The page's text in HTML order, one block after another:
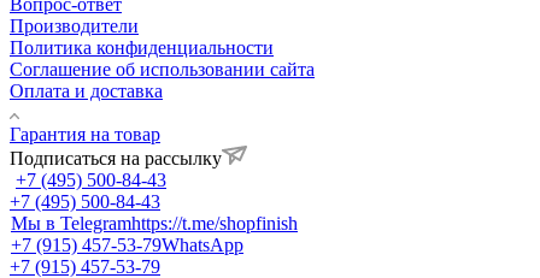
Производители
Политика конфиденциальности
Соглашение об использовании сайта
Оплата и доставка
Гарантия на товар
Подписаться на рассылку
+7 (495) 500-84-43
+7 (495) 500-84-43
Мы в Telegramhttps://t.me/shopfinish
+7 (915) 457-53-79WhatsApp
+7 (915) 457-53-79